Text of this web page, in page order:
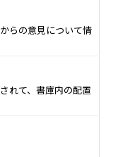
らの意見について情
れて、書庫内の配置